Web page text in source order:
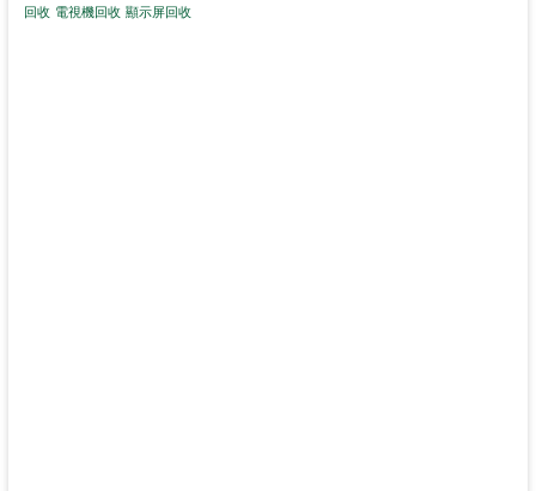
回收 電視機回收 顯示屏回收